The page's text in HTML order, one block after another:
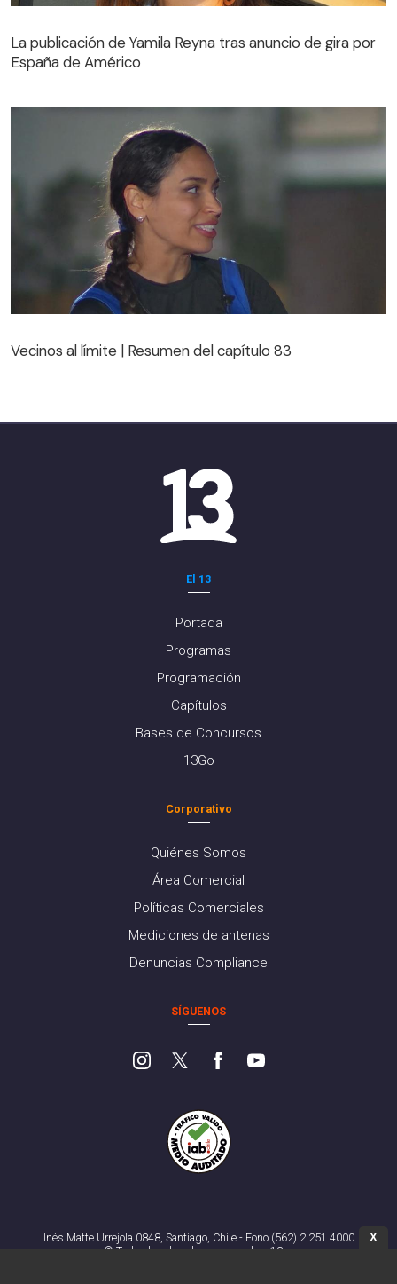
La publicación de Yamila Reyna tras anuncio de gira por
España de Américo
Vecinos al límite | Resumen del capítulo 83
El 13
Portada
Programas
Programación
Capítulos
Bases de Concursos
13Go
Corporativo
Quiénes Somos
Área Comercial
Políticas Comerciales
Mediciones de antenas
Denuncias Compliance
SÍGUENOS
Inés Matte Urrejola 0848, Santiago, Chile - Fono (562) 2 251 4000
© Todos los derechos reservados. 13.cl
X